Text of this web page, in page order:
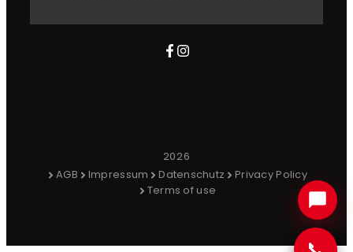
2026
AGB
Impressum Datenschutz
Privacy Policy
Terms of use